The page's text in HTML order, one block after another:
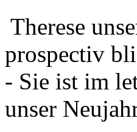
Therese
prospectiv
- Sie ist im
unser